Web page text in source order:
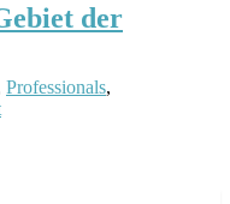
der
Professionals,